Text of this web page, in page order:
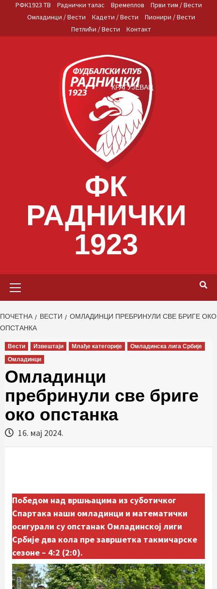
РФК1923 ТВ Раднички талас Времеплов
Први тим / Вести
Омладинци / Вести
Кадети / Вести
Пионири / Вести
Петлићи / Вести
Контакт
ФК
РАДНИЧКИ
1923
КРАГУЈЕВАЦ
ПОЧЕТНА ВЕСТИ
ОМЛАДИНЦИ ПРЕБРИНУЛИ СВЕ БРИГЕ ОКО
ОПСТАНКА
Вести Извештаји Млађе категорије
Омладинска лига Србије
Омладинци
Омладинци
пребринули све бриге
око опстанка
16. мај 2024.
Победом над вршњацима из суботичког
Спартака наши омладинци и математички
осигурали су опстанак Омладинској лиги
Србије два кола пре завршетка такмичарске
сезоне – 4:2 (2:0).